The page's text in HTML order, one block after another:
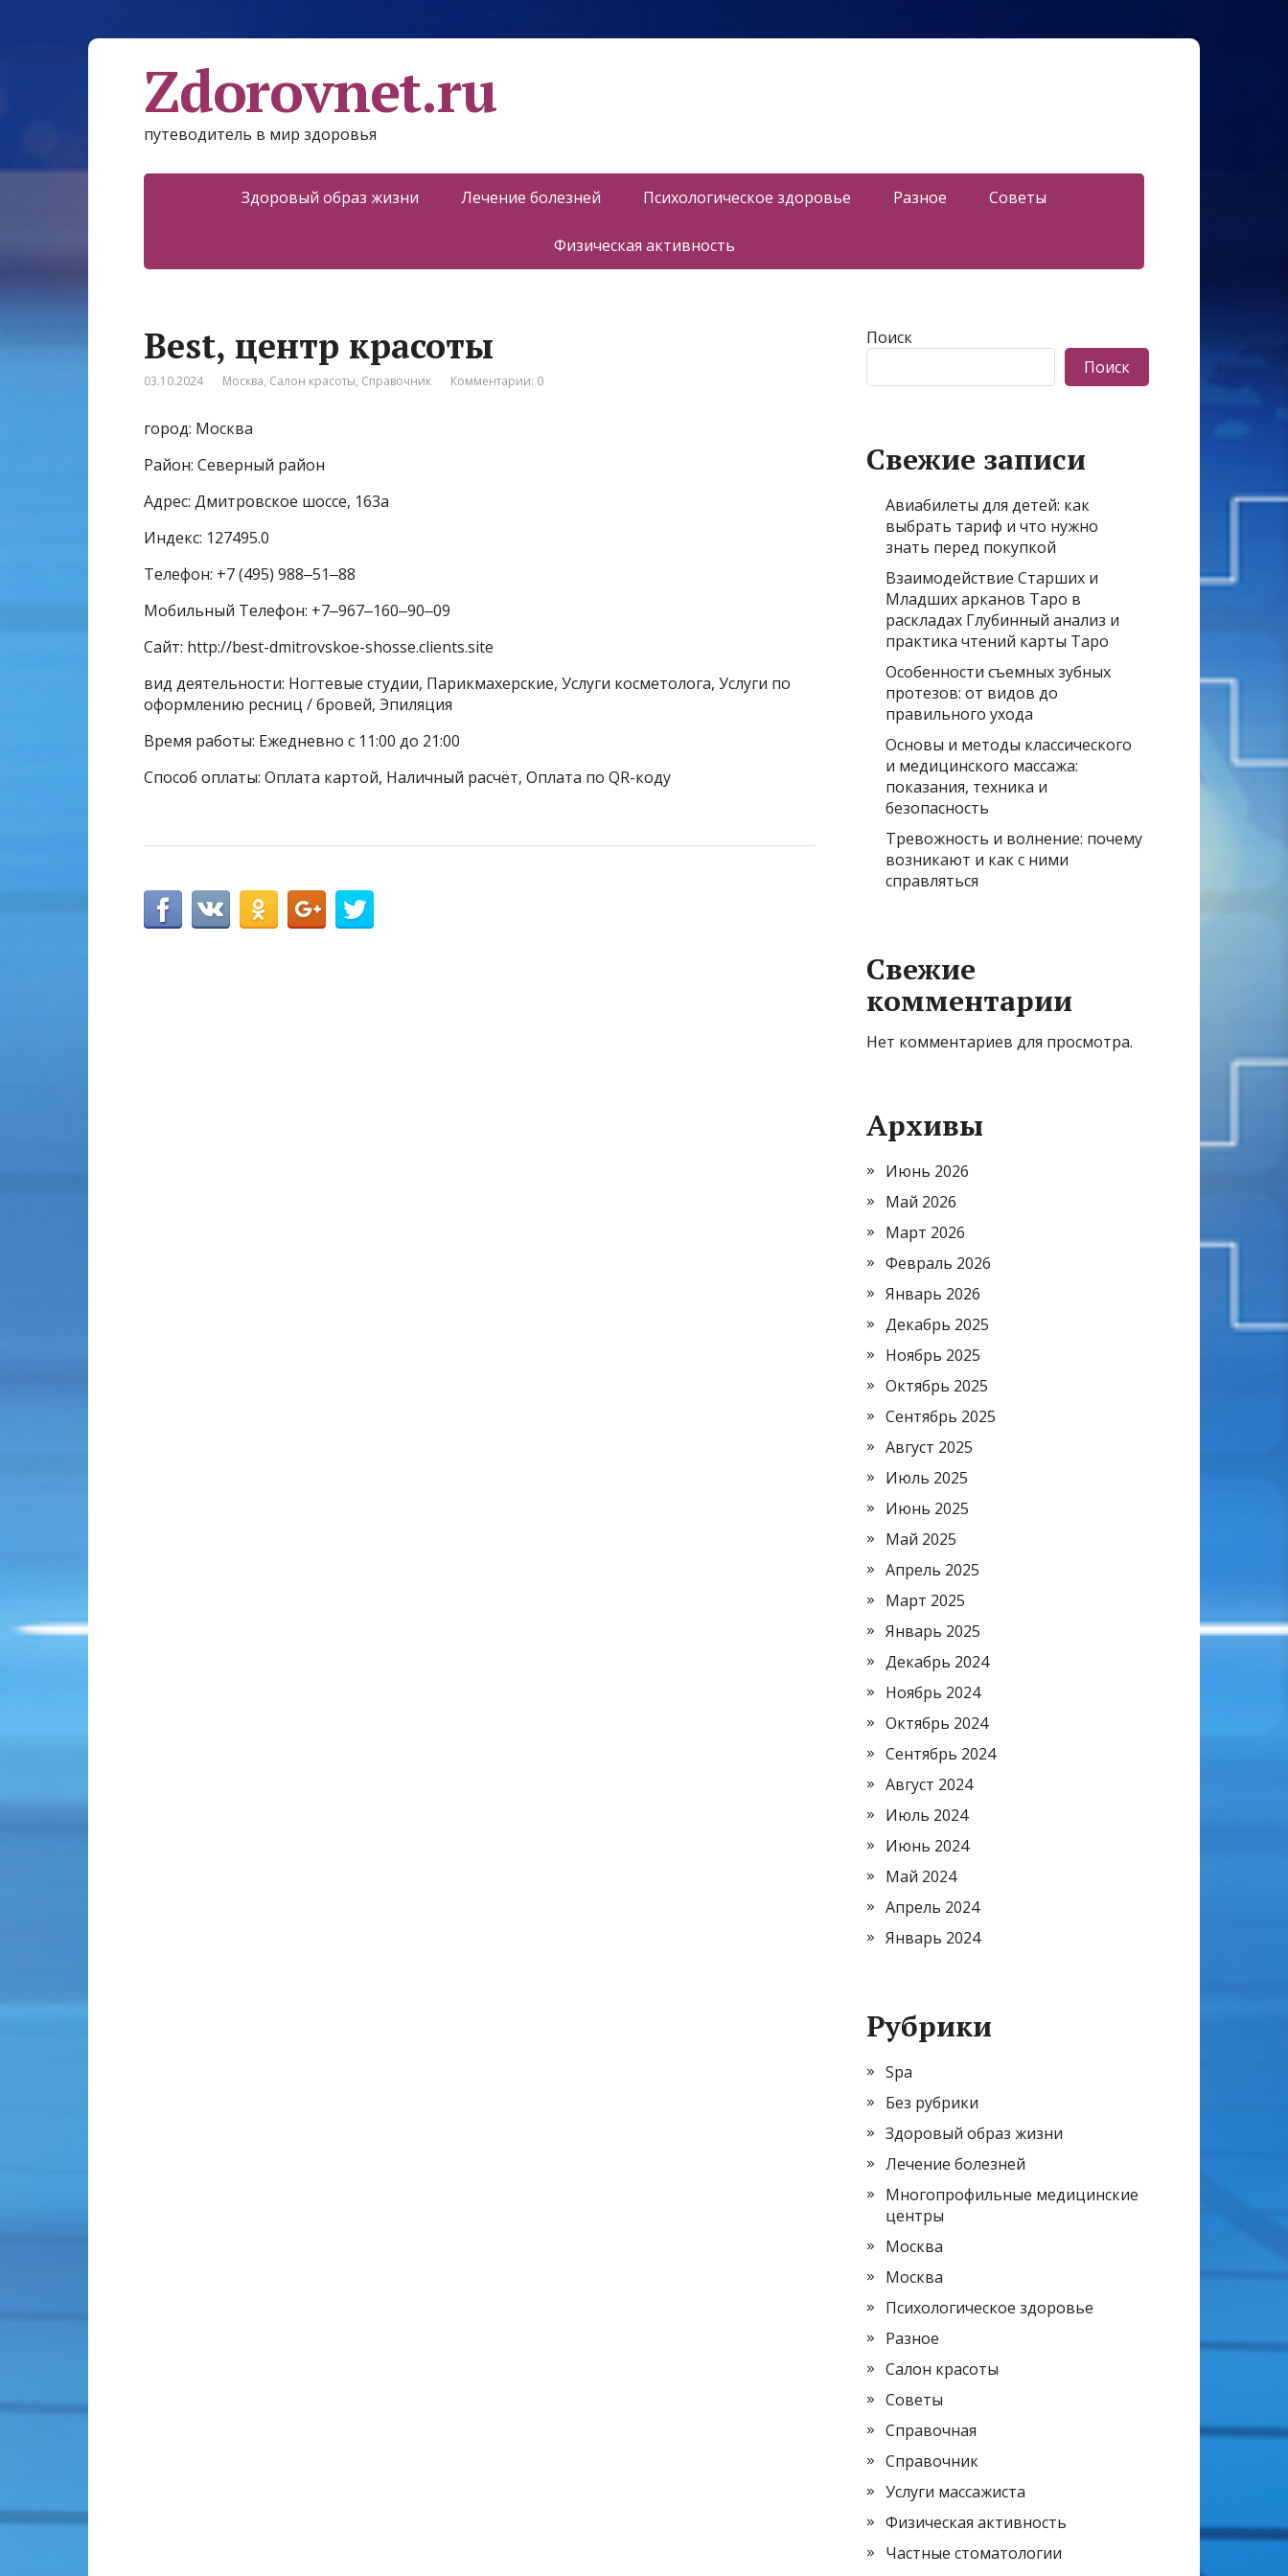
Zdorovnet.ru
путеводитель в мир здоровья
Здоровый образ жизни Лечение болезней Психологическое здоровье Разное Советы
Физическая активность
Best, центр красоты
03.10.2024 Москва, Салон красоты, Справочник Комментарии: 0
город: Москва
Район: Северный район
Адрес: Дмитровское шоссе, 163а
Индекс: 127495.0
Телефон: +7 (495) 988‒51‒88
Мобильный Телефон: +7‒967‒160‒90‒09
Сайт: http://best-dmitrovskoe-shosse.clients.site
вид деятельности: Ногтевые студии, Парикмахерские, Услуги косметолога, Услуги по
оформлению ресниц / бровей, Эпиляция
Время работы: Ежедневно с 11:00 до 21:00
Способ оплаты: Оплата картой, Наличный расчёт, Оплата по QR-коду
Поиск
Поиск
Свежие записи
Авиабилеты для детей: как
выбрать тариф и что нужно
знать перед покупкой
Взаимодействие Старших и
Младших арканов Таро в
раскладах Глубинный анализ и
практика чтений карты Таро
Особенности съемных зубных
протезов: от видов до
правильного ухода
Основы и методы классического
и медицинского массажа:
показания, техника и
безопасность
Тревожность и волнение: почему
возникают и как с ними
справляться
Свежие
комментарии
Нет комментариев для просмотра.
Архивы
Июнь 2026
Май 2026
Март 2026
Февраль 2026
Январь 2026
Декабрь 2025
Ноябрь 2025
Октябрь 2025
Сентябрь 2025
Август 2025
Июль 2025
Июнь 2025
Май 2025
Апрель 2025
Март 2025
Январь 2025
Декабрь 2024
Ноябрь 2024
Октябрь 2024
Сентябрь 2024
Август 2024
Июль 2024
Июнь 2024
Май 2024
Апрель 2024
Январь 2024
Рубрики
Spa
Без рубрики
Здоровый образ жизни
Лечение болезней
Многопрофильные медицинские
центры
Москва
Москва
Психологическое здоровье
Разное
Салон красоты
Советы
Справочная
Справочник
Услуги массажиста
Физическая активность
Частные стоматологии